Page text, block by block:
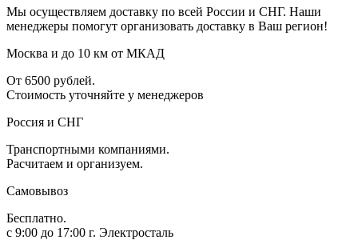
Мы осуществляем доставку по всей России и СНГ. Наши
менеджеры помогут организовать доставку в Ваш регион!
Москва и до 10 км от МКАД
От 6500 рублей.
Стоимость уточняйте у менеджеров
Россия и СНГ
Транспортными компаниями.
Расчитаем и организуем.
Самовывоз
Бесплатно.
с 9:00 до 17:00 г. Электросталь